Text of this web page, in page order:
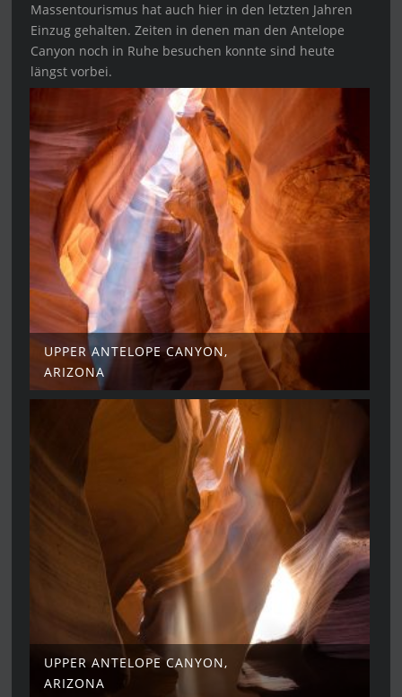
Massentourismus hat auch hier in den letzten Jahren
Einzug gehalten. Zeiten in denen man den Antelope
Canyon noch in Ruhe besuchen konnte sind heute
längst vorbei.
UPPER ANTELOPE CANYON,
ARIZONA
UPPER ANTELOPE CANYON,
ARIZONA